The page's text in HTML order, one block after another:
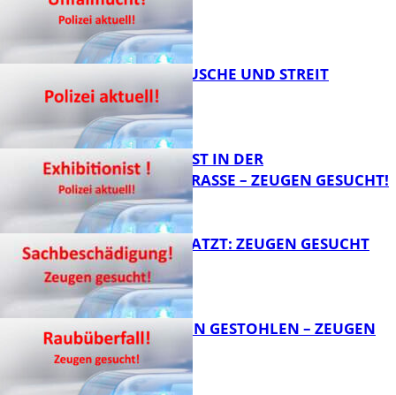
KNALLGERÄUSCHE UND STREIT
EXHIBITIONIST IN DER
VELMANNSTRASSE – ZEUGEN GESUCHT!
AUTO ZERKRATZT: ZEUGEN GESUCHT
TEURE KETTEN GESTOHLEN – ZEUGEN
GESUCHT!